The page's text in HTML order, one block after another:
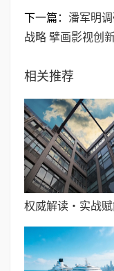
下一篇： 潘军明
战略 擘画影视创
相关推荐